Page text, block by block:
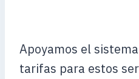
Apoyamos el
tarifas para estos